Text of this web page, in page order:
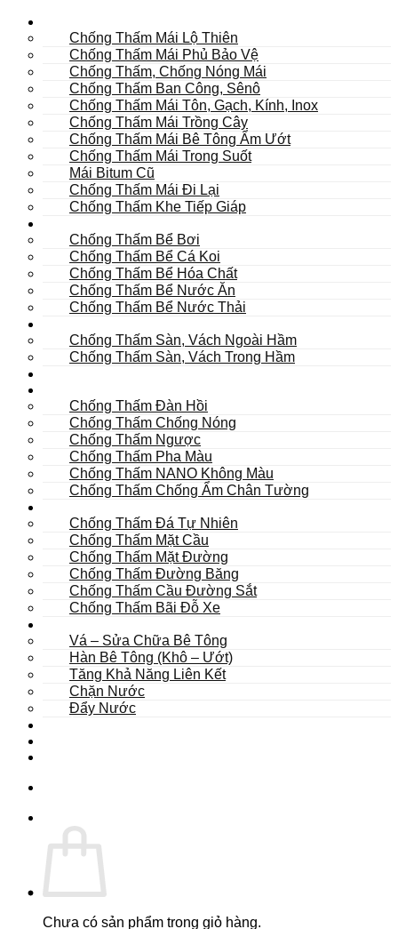
Chống Thấm Mái Lộ Thiên
Chống Thấm Mái Phủ Bảo Vệ
Chống Thấm, Chống Nóng Mái
Chống Thấm Ban Công, Sênô
Chống Thấm Mái Tôn, Gạch, Kính, Inox
Chống Thấm Mái Trồng Cây
Chống Thấm Mái Bê Tông Ẩm Ướt
Chống Thấm Mái Trong Suốt
Mái Bitum Cũ
Chống Thấm Mái Đi Lại
Chống Thấm Khe Tiếp Giáp
Chống Thấm Bể Bơi
Chống Thấm Bể Cá Koi
Chống Thấm Bể Hóa Chất
Chống Thấm Bể Nước Ăn
Chống Thấm Bể Nước Thải
Chống Thấm Sàn, Vách Ngoài Hầm
Chống Thấm Sàn, Vách Trong Hầm
Chống Thấm Đàn Hồi
Chống Thấm Chống Nóng
Chống Thấm Ngược
Chống Thấm Pha Màu
Chống Thấm NANO Không Màu
Chống Thấm Chống Ẩm Chân Tường
Chống Thấm Đá Tự Nhiên
Chống Thấm Mặt Cầu
Chống Thấm Mặt Đường
Chống Thấm Đường Băng
Chống Thấm Cầu Đường Sắt
Chống Thấm Bãi Đỗ Xe
Vá – Sửa Chữa Bê Tông
Hàn Bê Tông (Khô – Ướt)
Tăng Khả Năng Liên Kết
Chặn Nước
Đẩy Nước
Chưa có sản phẩm trong giỏ hàng.